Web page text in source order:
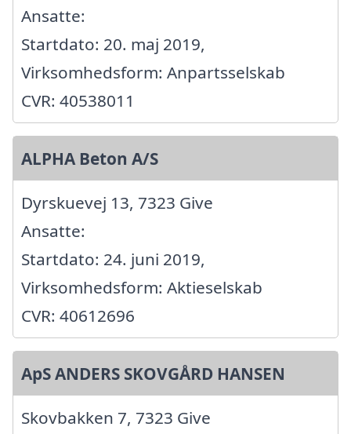
Ansatte:
Startdato: 20. maj 2019,
Virksomhedsform: Anpartsselskab
CVR: 40538011
ALPHA Beton A/S
Dyrskuevej 13, 7323 Give
Ansatte:
Startdato: 24. juni 2019,
Virksomhedsform: Aktieselskab
CVR: 40612696
ApS ANDERS SKOVGÅRD HANSEN
Skovbakken 7, 7323 Give